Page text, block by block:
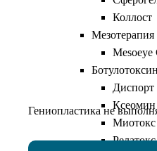
Коллост
Мезотерапия
Mesoeye
Диспорт
Ксеомин
Миотокс
Релатокс
Гениопластика не